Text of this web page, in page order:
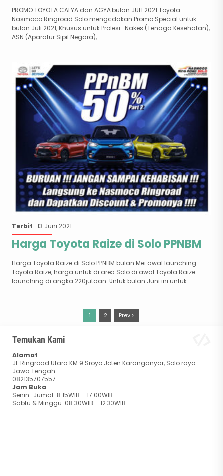
PROMO TOYOTA CALYA dan AGYA bulan JULI 2021 Toyota
Nasmoco Ringroad Solo mengadakan Promo Special untuk
bulan Juli 2021, Khusus untuk Profesi : Nakes (Tenaga Kesehatan),
ASN (Aparatur Sipil Negara),...
Terbit : 13 Juni 2021
Harga Toyota Raize di Solo PPNBM
Harga Toyota Raize di Solo PPNBM bulan Mei awal launching
Toyota Raize, harga untuk di area Solo di awal Toyota Raize
launching di angka 220jutaan. Untuk bulan Juni ini untuk...
1 2 Prev
Temukan Kami
Alamat
Jl. Ringroad Utara KM 9 Sroyo Jaten Karanganyar, Solo raya
Jawa Tengah
082135707557
Jam Buka
Senin–Jumat: 8.15WIB – 17.00WIB
Sabtu & Minggu: 08:30WIB – 12.30WIB